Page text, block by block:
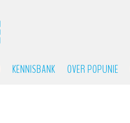
KENNISBANK OVER POPUNIE